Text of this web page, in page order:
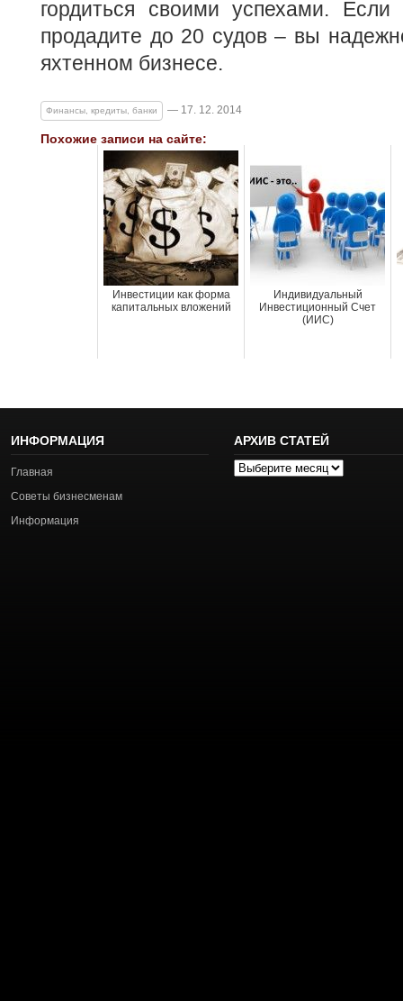
гордиться своими успехами.
продадите до 20 судов – вы
яхтенном бизнесе.
Финансы, кредиты, банки — 17. 12. 2014
Похожие записи на сайте:
Инвестиции как форма
капитальных вложений
Индивидуальный
Инвестиционный Счет
(ИИС)
ИНФОРМАЦИЯ
Главная
Советы бизнесменам
Информация
АРХИВ СТАТЕЙ
Архив